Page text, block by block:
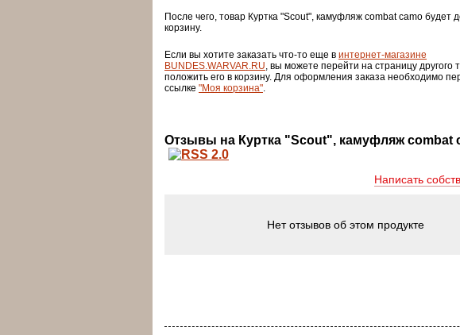
После чего, товар Куртка "Scout", камуфляж combat camo будет
корзину.
Если вы хотите заказать что-то еще в интернет-магазине
BUNDES.WARVAR.RU, вы можете перейти на страницу другого
положить его в корзину. Для оформления заказа необходимо
ссылке "Моя корзина".
Отзывы на Куртка "Scout", камуфляж combat
Написать
Нет отзывов об этом продукте